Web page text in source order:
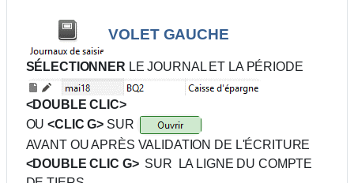
VOLET GAUCHE
SÉLECTIONNER LE JOURNAL ET LA PÉRIODE
<DOUBLE CLIC>
OU<CLIC G> SUR
AVANT OU APRÈS VALIDATION DE L'ÉCRITURE
<DOUBLE CLIC G>SUR LA LIGNE DU COMPTE